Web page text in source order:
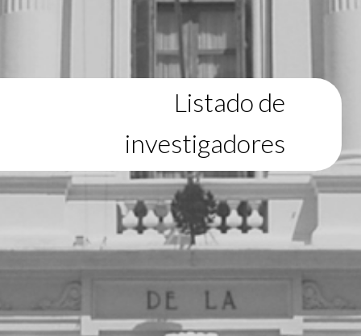
Listado de
investigadores